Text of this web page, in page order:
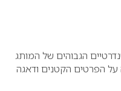
הגבוהים של המותג
על הפרטים הקטנים ודאגה